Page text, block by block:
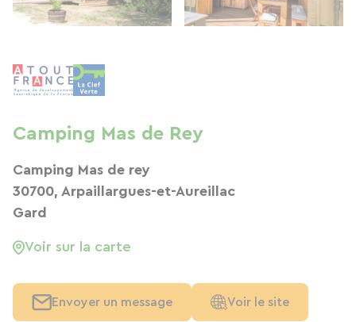
Camping Mas de Rey
Camping Mas de rey
30700, Arpaillargues-et-Aureillac
Gard
Voir sur la carte
Envoyer un message Voir le site